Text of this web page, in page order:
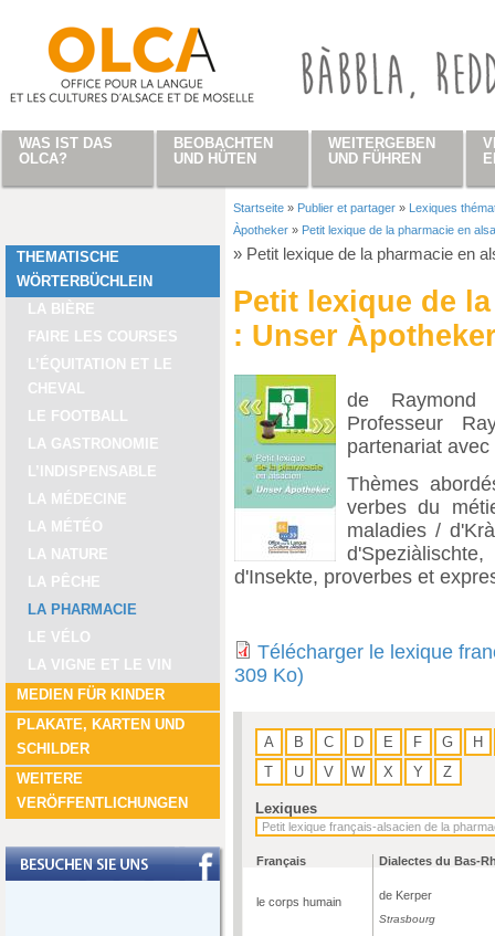
THEMATISCHE
WÖRTERBÜCHLEIN
LA BIÈRE
FAIRE LES COURSES
L’ÉQUITATION ET LE
CHEVAL
LE FOOTBALL
LA GASTRONOMIE
L’INDISPENSABLE
LA MÉDECINE
LA MÉTÉO
LA NATURE
LA PÊCHE
LA PHARMACIE
LE VÉLO
LA VIGNE ET LE VIN
MEDIEN FÜR KINDER
PLAKATE, KARTEN UND
SCHILDER
WEITERE
VERÖFFENTLICHUNGEN
Sie sind hier
Startseite » Publier et partager » Lexiques
Àpotheker » Petit lexique de la pharmacie en
» Petit lexique de la pharmacie en
Petit lexique de
: Unser
de
Professeur
partenariat
Thèmes
verbes du
maladies /
d'Insekte, proverbes et
Télécharger le lexique
309 Ko)
A B C D E F G
H
T
U V W X Y Z
Lexiques
Français Dialectes du Bas-
le corps humain de Kerper
Strasbourg
WAS IST DAS
OLCA?
BEOBACHTEN
UND HÜTEN
WEITERGEBEN
UND FÜHREN